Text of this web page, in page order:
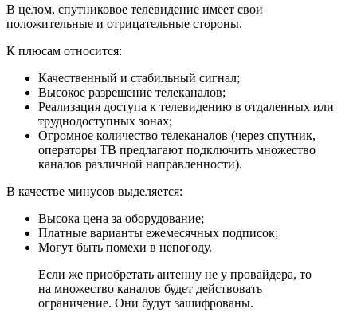
В целом, спутниковое телевидение имеет свои
положительные и отрицательные стороны.
К плюсам относится:
Качественный и стабильный сигнал;
Высокое разрешение телеканалов;
Реализация доступа к телевидению в отдаленных или
труднодоступных зонах;
Огромное количество телеканалов (через спутник,
операторы ТВ предлагают подключить множество
каналов различной направленности).
В качестве минусов выделяется:
Высока цена за оборудование;
Платные варианты ежемесячных подписок;
Могут быть помехи в непогоду.
Если же приобретать антенну не у провайдера, то
на множество каналов будет действовать
ограничение. Они будут зашифрованы.